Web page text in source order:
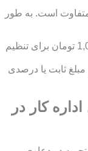
متفاوت است. به طور
: از 500,000 تا 1,000,000 تومان برای تنظیم
ثابت یا درصدی
کار در